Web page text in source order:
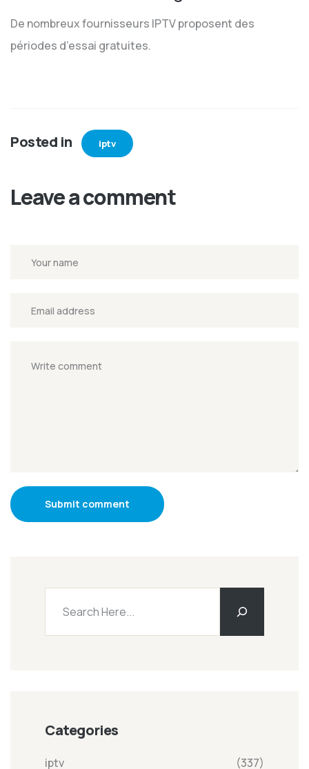
De nombreux fournisseurs IPTV proposent des
périodes d’essai gratuites.
Posted in iptv
Leave a comment
Submit comment
Categories
iptv (337)